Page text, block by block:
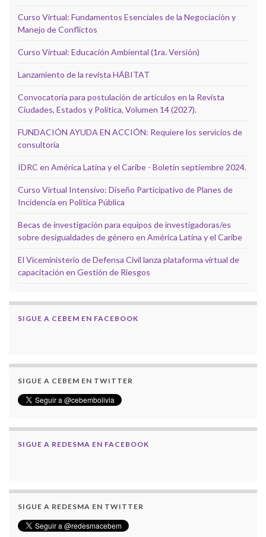
Curso Virtual: Fundamentos Esenciales de la Negociación y
Manejo de Conflictos
Curso Virtual: Educación Ambiental (1ra. Versión)
Lanzamiento de la revista HÁBITAT
Convocatoria para postulación de artículos en la Revista
Ciudades, Estados y Política, Volumen 14 (2027).
FUNDACIÓN AYUDA EN ACCIÓN: Requiere los servicios de
consultoría
IDRC en América Latina y el Caribe - Boletín septiembre 2024.
Curso Virtual Intensivo: Diseño Participativo de Planes de
Incidencia en Política Pública
Becas de investigación para equipos de investigadoras/es
sobre desigualdades de género en América Latina y el Caribe
El Viceministerio de Defensa Civil lanza plataforma virtual de
capacitación en Gestión de Riesgos
SIGUE A CEBEM EN FACEBOOK
SIGUE A CEBEM EN TWITTER
SIGUE A REDESMA EN FACEBOOK
SIGUE A REDESMA EN TWITTER